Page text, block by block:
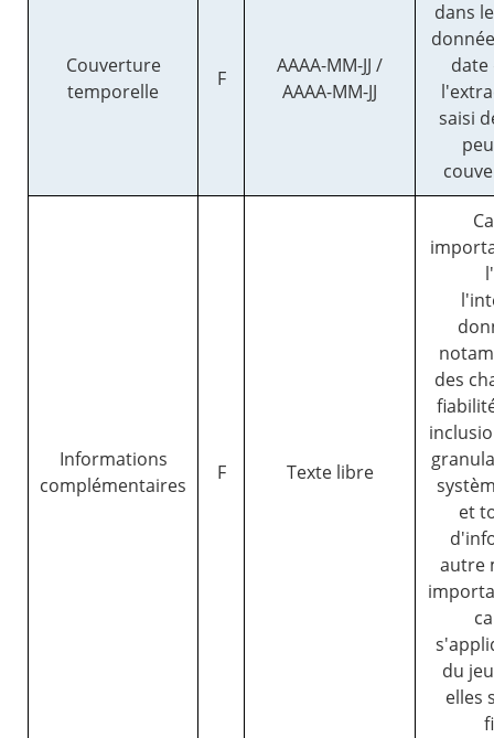
Couverture
temporelle
F
AAAA-MM-JJ /
AAAA-MM-JJ
dans
date
saisi
Informations
complémentaires
F Texte libre
des
et
autre
du
elles